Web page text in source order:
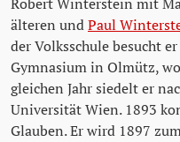
älteren undPaul
der Volksschule besucht
Gymnasium in Olmütz,
gleichen Jahr siedelt er
Universität Wien. 1893
Glauben. Er wird 1897